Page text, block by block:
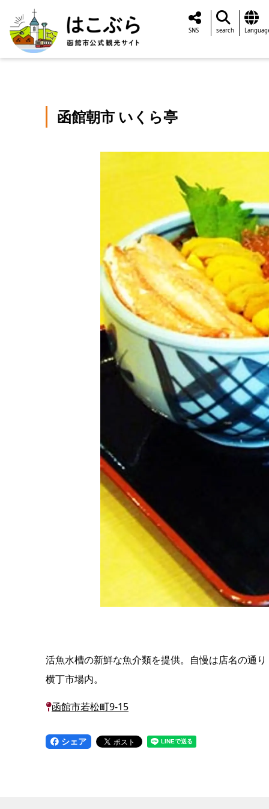
SNS search
函館朝市 いくら亭
活魚水槽の新鮮な魚介類を提供。自慢は店名の通
横丁市場内。
函館市若松町9-15
シェア